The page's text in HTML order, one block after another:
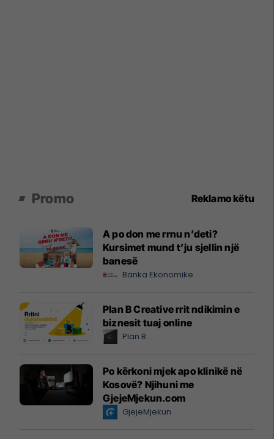
Promo Reklamo këtu
A po don me rrnu n’deti?
Kursimet mund t’ju sjellin një
banesë
Banka Ekonomike
Plan B Creative rrit ndikimin e
biznesit tuaj online
Plan B
Po kërkoni mjek apo klinikë në
Kosovë? Njihuni me
GjejeMjekun.com
GjejeMjekun